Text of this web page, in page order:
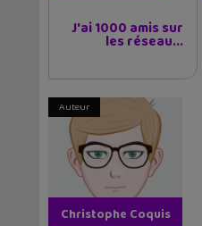
J'ai 1000 amis sur
les réseau...
Auteur
Christophe Coquis